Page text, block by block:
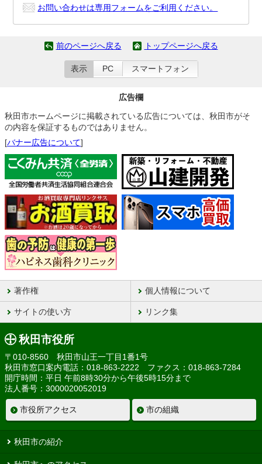
お問い合わせは専用フォームをご利用ください。
前のページへ戻る トップページへ戻る
表示 PC スマートフォン
広告欄
秋田市ホームページに掲載されている広告については、秋田市がそ
の内容を保証するものではありません。
[バナー広告について]
著作権 個人情報について
サイトの使い方 リンク集
秋田市役所
〒010-8560 秋田市山王一丁目1番1号
秋田市窓口案内電話：018-863-2222 ファクス：018-863-7284
開庁時間：平日 午前8時30分から午後5時15分まで
法人番号：3000020052019
市役所アクセス 市の組織
秋田市の紹介